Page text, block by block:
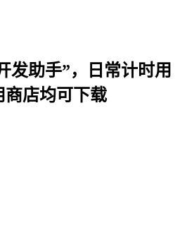
发助手”，日常计时用
商店均可下载